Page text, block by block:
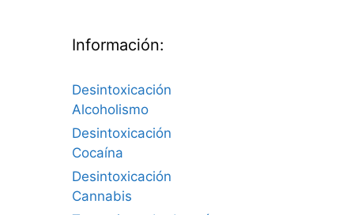
Información:
Desintoxicación
Alcoholismo
Desintoxicación
Cocaína
Desintoxicación
Cannabis